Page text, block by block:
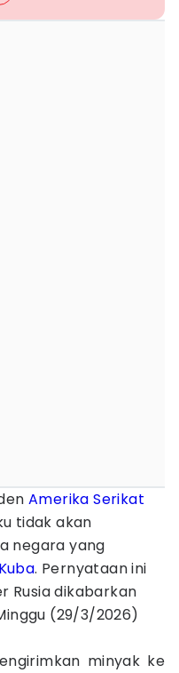
Amerika Serikat
tidak akan
negara yang
Kuba. Pernyataan ini
Rusia dikabarkan
(29/3/2026)
minyak ke